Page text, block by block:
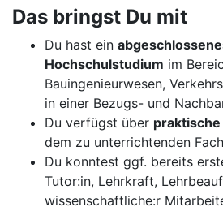
Das bringst Du mit
Du hast ein
Hochschulstudium im
Bauingenieurwesen,
in einer Bezugs- und
Du verfügst über
dem zu unterrichtenden
Du konntest ggf. bereits
Tutor:in, Lehrkraft,
wissenschaftliche:r